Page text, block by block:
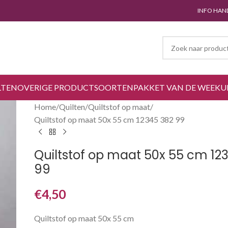
INFO
OVERIGE PRODUCTSOORTENPAKKET VAN DE WEEK
Home Quilten Quiltstof op maat
Quiltstof op maat 50x 55 cm 12345 382 99
Quiltstof op maat 50x 55 cm
99
€4,50
Quiltstof op maat 50x 55 cm